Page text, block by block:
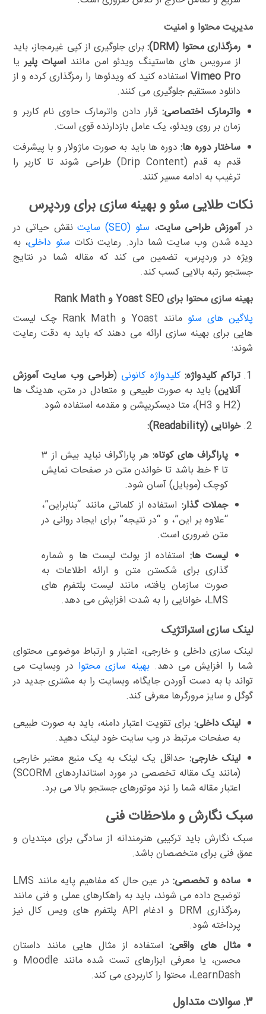
مدیریت محتوا و امنیت
رمزگذاری محتوا (DRM):
برای جلوگیری از کپی غیرمجاز، باید
از سرویس های هاستینگ ویدئو امن مانند اسپات پلیریا
Vimeo Pro استفاده کنید که ویدئوها را رمزگذاری کرده و از
دانلود مستقیم جلوگیری می کنند.
واترمارک اختصاصی: قرار دادن واترمارک حاوی نام کاربر و
زمان بر روی ویدئو، یک عامل بازدارنده قوی است.
ساختار دوره ها:دوره ها باید به صورت ماژولار و با پیشرفت
قدم به قدم (Drip Content) طراحی شوند تا کاربر را
ترغیب به ادامه مسیر کنند.
نکات طلایی سئو و بهینه سازی برای وردپرس
درآموزش طراحی سایت، سئو (SEO) سایت
نقش حیاتی در
دیده شدن وب سایت شما دارد. رعایت نکات سئو داخلی، به
ویژه در وردپرس، تضمین می کند که مقاله شما در نتایج
جستجو رتبه بالایی کسب کند.
بهینه سازی محتوا برای Yoast SEO و Rank Math
پلاگین های سئو
مانند Yoast و Rank Math چک لیست
هایی برای بهینه سازی ارائه می دهند که باید به دقت رعایت
شوند:
تراکم کلیدواژه: کلیدواژه کانونی (طراحی وب سایت آموزش
آنلاین) باید به صورت طبیعی و متعادل در متن، هدینگ ها
(H2 و H3)، متا دیسکریپشن و مقدمه استفاده شود.
خوانایی (Readability):
پاراگراف های کوتاه:
هر پاراگراف نباید بیش از ۳
تا ۴ خط باشد تا خواندن متن در صفحات نمایش
کوچک (موبایل) آسان شود.
جملات گذار: استفاده از کلماتی مانند “بنابراین”،
“علاوه بر این”، و “در نتیجه” برای ایجاد روانی در
متن ضروری است.
لیست ها: استفاده از بولت لیست ها و شماره
گذاری برای شکستن متن و ارائه اطلاعات به
صورت سازمان یافته، مانند لیست پلتفرم های
LMS، خوانایی را به شدت افزایش می دهد.
لینک سازی استراتژیک
لینک سازی داخلی و خارجی، اعتبار و ارتباط موضوعی محتوای
شما را افزایش می دهد.بهینه سازی محتوا در وبسایت می
تواند با به دست آوردن جایگاه، وبسایت را به مشتری جدید در
گوگل و سایز مرورگرها معرفی کند.
لینک داخلی: برای تقویت اعتبار دامنه، باید به صورت طبیعی
به صفحات مرتبط در وب سایت خود لینک دهید.
لینک خارجی:حداقل یک لینک به یک منبع معتبر خارجی
(مانند یک مقاله تخصصی در مورد استانداردهای SCORM)
اعتبار مقاله شما را نزد موتورهای جستجو بالا می برد.
سبک نگارش و ملاحظات فنی
سبک نگارش باید ترکیبی هنرمندانه از سادگی برای مبتدیان و
عمق فنی برای متخصصان باشد.
ساده و تخصصی:
در عین حال که مفاهیم پایه مانند LMS
توضیح داده می شوند، باید به راهکارهای عملی و فنی مانند
رمزگذاری DRM و ادغام API پلتفرم های ویس کال نیز
پرداخته شود.
مثال های واقعی:استفاده از مثال هایی مانند داستان
محسن، یا معرفی ابزارهای تست شده مانند Moodle و
LearnDash، محتوا را کاربردی می کند.
۳. سوالات متداول